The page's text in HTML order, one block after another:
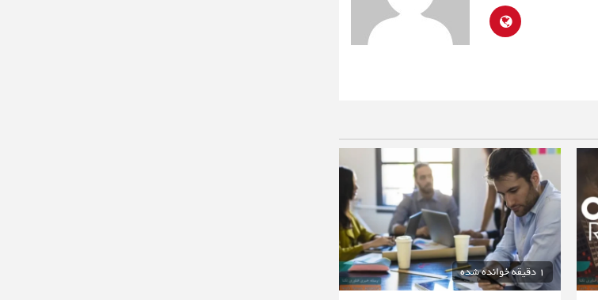
1 دقیقه خوانده شده